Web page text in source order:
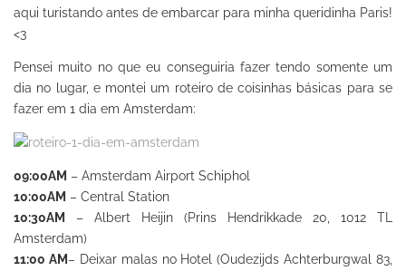
aqui turistando antes de embarcar para minha queridinha Paris!
<3
Pensei muito no que eu conseguiria fazer tendo somente um
dia no lugar, e montei um roteiro de coisinhas básicas para se
fazer em 1 dia em Amsterdam:
09:00AM – Amsterdam Airport Schiphol
10:00AM – Central Station
10:30AM
– Albert Heijin (Prins Hendrikkade 20, 1012 TL
Amsterdam)
11:00 AM– Deixar malas no Hotel (Oudezijds Achterburgwal 83,